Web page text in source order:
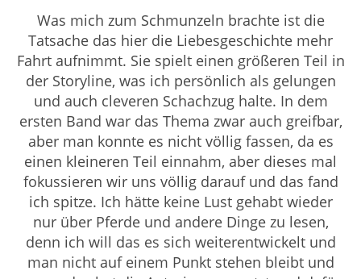
Was mich zum Schmunzeln brachte ist die
Tatsache das hier die Liebesgeschichte mehr
Fahrt aufnimmt. Sie spielt einen größeren Teil in
der Storyline, was ich persönlich als gelungen
und auch cleveren Schachzug halte. In dem
ersten Band war das Thema zwar auch greifbar,
aber man konnte es nicht völlig fassen, da es
einen kleineren Teil einnahm, aber dieses mal
fokussieren wir uns völlig darauf und das fand
ich spitze. Ich hätte keine Lust gehabt wieder
nur über Pferde und andere Dinge zu lesen,
denn ich will das es sich weiterentwickelt und
man nicht auf einem Punkt stehen bleibt und